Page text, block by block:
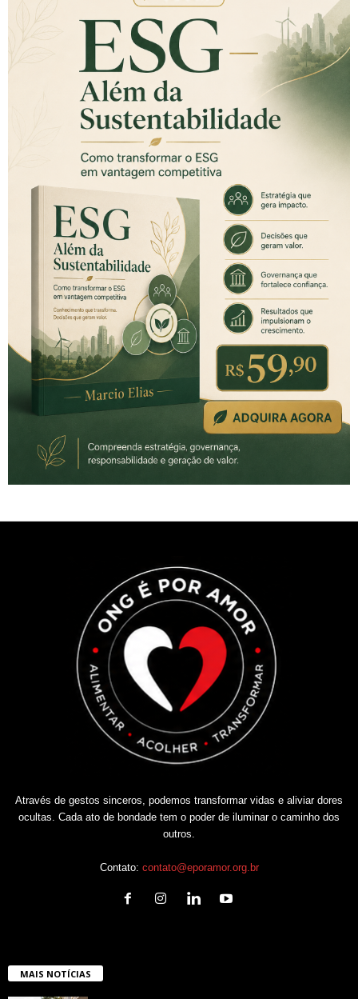
Através de gestos sinceros, podemos transformar vidas e aliviar dores
ocultas. Cada ato de bondade tem o poder de iluminar o caminho dos
outros.
Contato: contato@eporamor.org.br
MAIS NOTÍCIAS